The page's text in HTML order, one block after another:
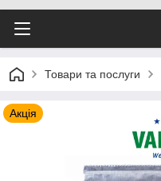
Товари та послуги
Акція